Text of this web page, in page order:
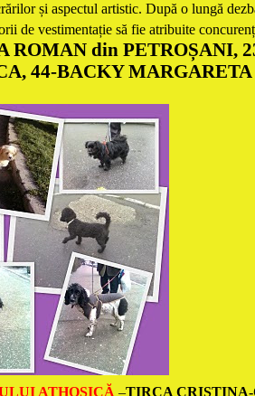
și aspectul artistic. După o lungă
de vestimentație să fie atribuite
ROMAN din
44-BACKY
ATHOSICĂ –TIRCA